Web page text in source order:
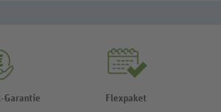
Garantie Flexpaket